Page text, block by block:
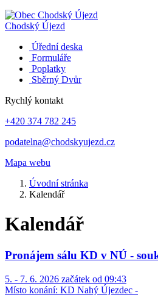
Chodský Újezd
Úřední deska
Formuláře
Poplatky
Sběrný Dvůr
Rychlý kontakt
+420 374 782 245
podatelna@chodskyujezd.cz
Mapa webu
Úvodní stránka
Kalendář
Kalendář
Pronájem sálu KD v NÚ -
5. - 7. 6. 2026 začátek od 09:43
Místo konání: KD Nahý Újezdec -